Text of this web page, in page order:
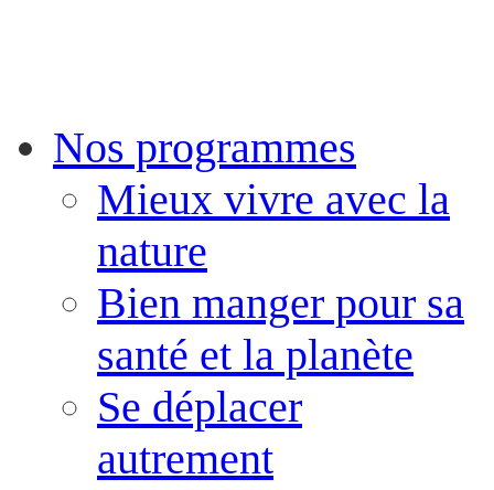
Nos programmes
Mieux vivre avec la
nature
Bien manger pour sa
santé et la planète
Se déplacer
autrement